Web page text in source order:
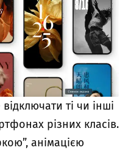
ті чи інші
різних класів.
анімацією